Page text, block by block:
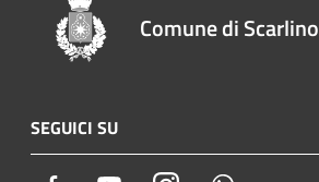
Comune di Scarlino
SEGUICI SU